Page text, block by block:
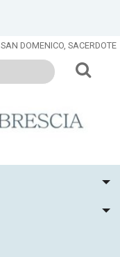
SAN DOMENICO, SACERDOTE